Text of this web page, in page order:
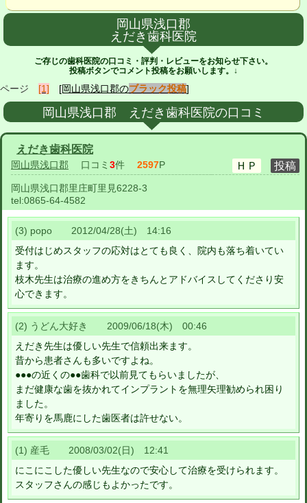
岡山県浅口郡
えだき歯科医院
ご存じの歯科医院の口コミ・評判・レビューをお知らせ下さい。
投稿ボタンでコメント投稿をお願いします。↓
ページ [1] [岡山県浅口郡のブラック投稿]
岡山県浅口郡 えだき歯科医院の口コミ
えだき歯科医院
岡山県浅口郡 口コミ 3件 2597P
岡山県浅口郡里庄町里見6228-3
tel:0865-64-4582
(3) popo 2012/04/28(土) 14:16
受付はじめスタッフの応対はとても良く、院内も落ち着いてい
ます。
枝木先生は治療の進め方をきちんとアドバイスしてくださり安
心できます。
(2) うどん大好き 2009/06/18(木) 00:46
えだき先生は優しい先生で信頼出来ます。
昔から患者さんも多いですよね。
●●●の近くの●●歯科で以前見てもらいましたが、
まだ健康な歯を抜かれてインプラントを無理矢理勧められ困り
ました。
年寄りを馬鹿にした歯医者は許せない。
(1) 産毛 2008/03/02(日) 12:41
にこにこした優しい先生なので安心して治療を受けられます。
スタッフさんの感じもよかったです。